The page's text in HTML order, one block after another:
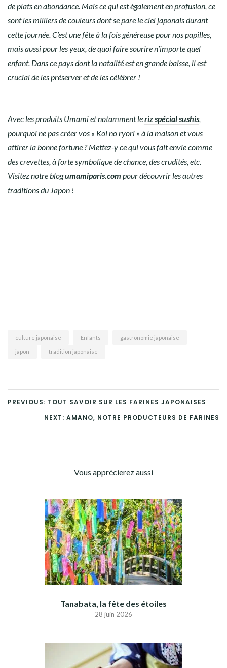
de plats en abondance. Mais ce qui est également en profusion, ce
sont les milliers de couleurs dont se pare le ciel japonais durant
cette journée. C’est une fête à la fois généreuse pour nos papilles,
mais aussi pour les yeux, de quoi faire sourire n’importe quel
enfant. Dans ce pays dont la natalité est en grande baisse, il est
crucial de les préserver et de les célébrer !
Avec les produits Umami et notamment leriz spécial sushis,
pourquoi ne pas créer vos « Koi no ryori » à la maison et vous
attirer la bonne fortune ? Mettez-y ce qui vous fait envie comme
des crevettes, à forte symbolique de chance, des crudités, etc.
Visitez notre blogumamiparis.com pour découvrir les autres
traditions du Japon !
culture japonaise Enfants gastronomie japonaise
japon tradition japonaise
PREVIOUS: TOUT SAVOIR SUR LES FARINES JAPONAISES
NEXT: AMANO, NOTRE PRODUCTEURS DE FARINES
Vous apprécierez aussi
Tanabata, la fête des étoiles
28 juin 2026